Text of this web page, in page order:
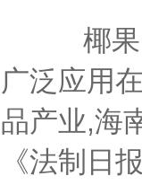
椰果,
广泛应用
品产业,海
《法制日